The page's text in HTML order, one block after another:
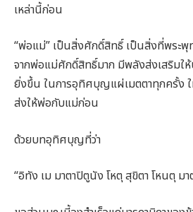
เหล่านี้ก่อน
“พ่อแม่” เป็นสิ่งศักดิ์สิทธิ์ เป็นสิ่งที่พระ
จากพ่อแม่ศักดิ์สิทธิ์มาก มีพลังส่งเสริมให้ป
ยิ่งขึ้น ในการอุทิศบุญแผ่เมตตาทุกครั้ง
ส่งให้พ่อกับแม่ก่อน
ด้วยบทอุทิศบุญที่ว่า
“อิทัง เม มาตาปิตูนัง โหตุ สุขิตา โหนตุ มา